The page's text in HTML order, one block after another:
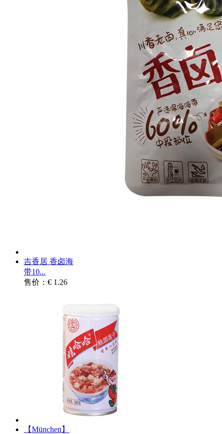
吉香居 香卤海
带10...
售价：€ 1.26
【München】